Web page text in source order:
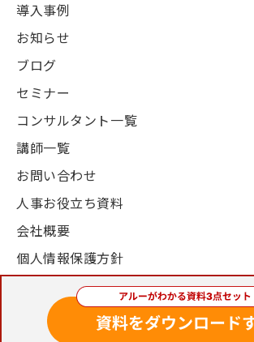
導入事例
お知らせ
ブログ
セミナー
コンサルタント一覧
講師一覧
お問い合わせ
人事お役立ち資料
会社概要
個人情報保護方針
© 2003-2024, Alue Co., Ltd. All Rights Reserved.